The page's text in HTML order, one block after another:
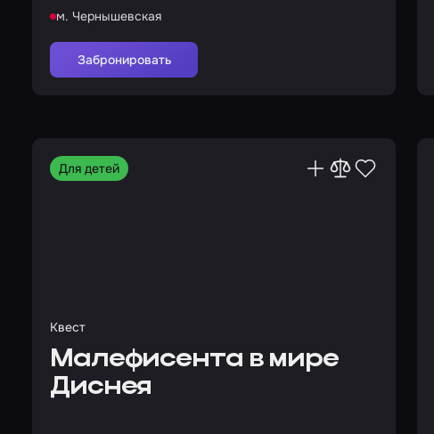
м. Чернышевская
Забронировать
Для детей
Квест
Малефисента в мире
Диснея